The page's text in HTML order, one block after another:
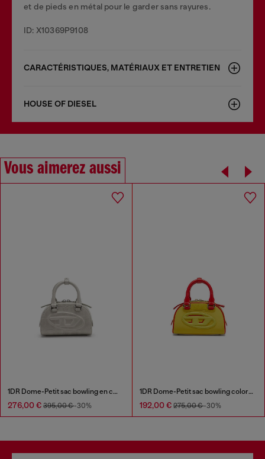
et de pieds en métal pour le garder sans rayures.
ID: X10369P9108
CARACTÉRISTIQUES, MATÉRIAUX ET ENTRETIEN
HOUSE OF DIESEL
Vous aimerez aussi
1DR Dome-Petit sac bowling en cuir effet croco
276,00 € 395,00 €-30%
1DR Dome-Petit sac bowling color-block
192,00 € 275,00 €-30%